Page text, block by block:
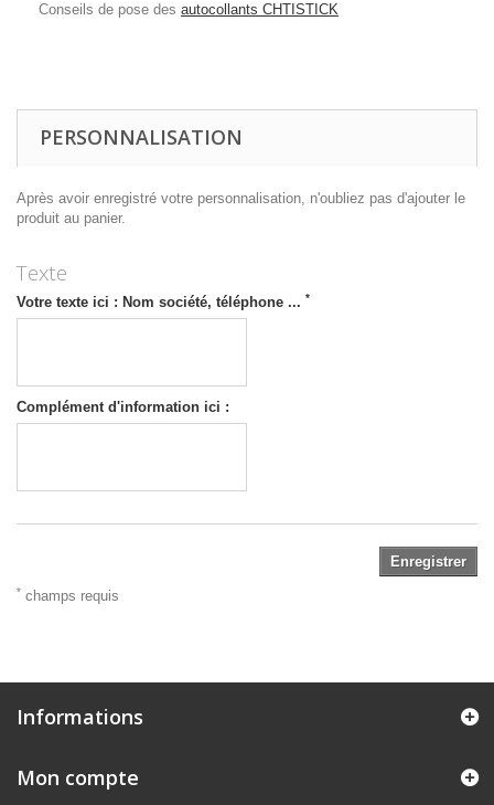
Conseils de pose des autocollants CHTISTICK
PERSONNALISATION
Après avoir enregistré votre personnalisation, n'oubliez pas d'ajouter le
produit au panier.
Texte
Votre texte ici : Nom société, téléphone ... *
Complément d'information ici :
Enregistrer
* champs requis
Informations
Mon compte